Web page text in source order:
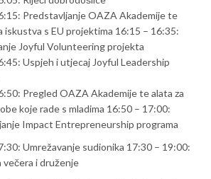
Predstavljanje OAZA Akademije te
iskustva s EU projektima 16:15 – 16:35:
Joyful Volunteering projekta
Uspjeh i utjecaj Joyful Leadership
Pregled OAZA Akademije te alata za
koje rade s mladima 16:50 – 17:00:
Impact Entrepreneurship programa
Umrežavanje sudionika 17:30 – 19:00:
večera i druženje